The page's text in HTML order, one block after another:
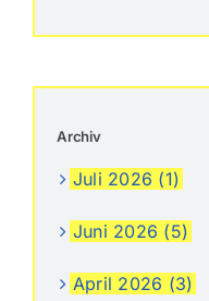
Archiv
Juli 2026 (1)
Juni 2026 (5)
April 2026 (3)